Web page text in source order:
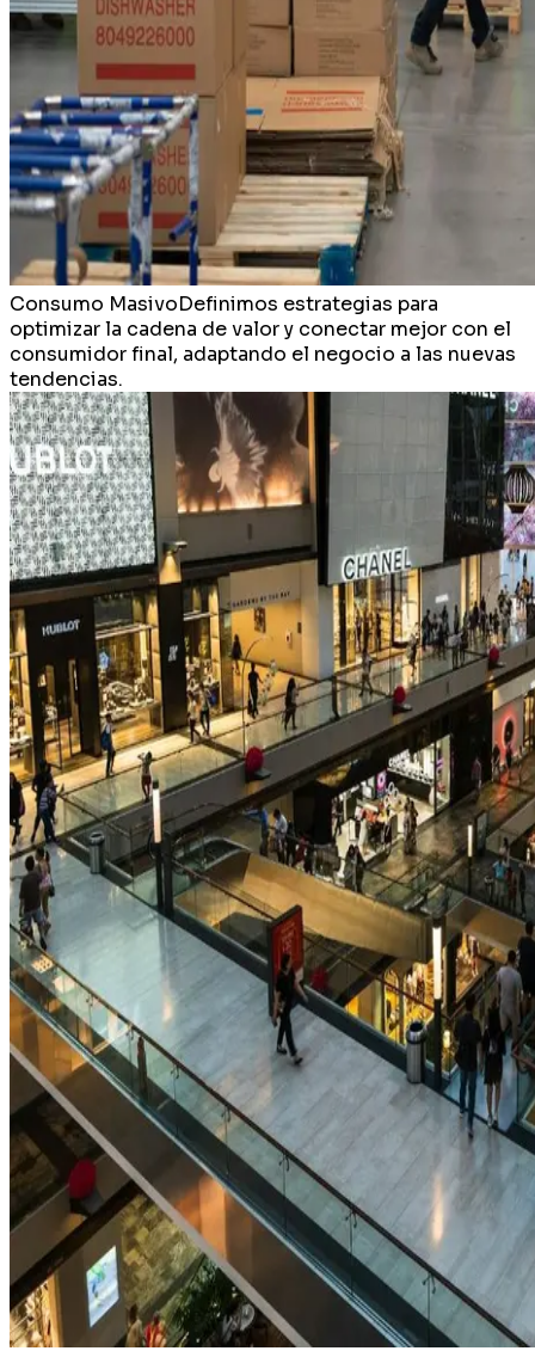
Consumo MasivoDefinimos estrategias para
optimizar la cadena de valor y conectar mejor con el
consumidor final, adaptando el negocio a las nuevas
tendencias.